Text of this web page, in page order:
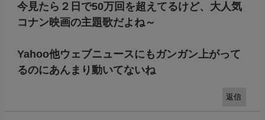
今見たら２日で50万回を超えてるけど、大人気
コナン映画の主題歌だよね～
Yahoo他ウェブニュースにもガンガン上がって
るのにあんまり動いてないね
返信